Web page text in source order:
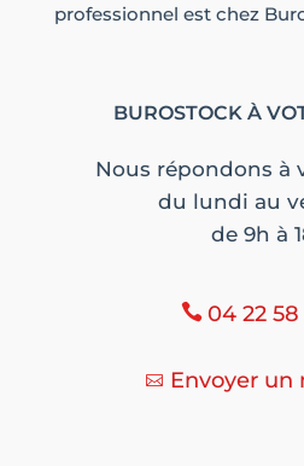
professionnel est chez
BUROSTOCK À
Nous répondons à
du lundi au
de 9h à
04 22 58
Envoyer un